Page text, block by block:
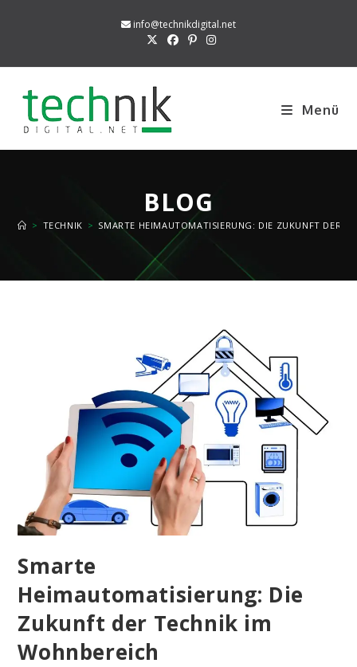
info@technikdigital.net
Menü
BLOG
> TECHNIK > SMARTE HEIMAUTOMATISIERUNG: DIE ZUKUNFT DER
Smarte
Heimautomatisierung: Die
Zukunft der Technik im
Wohnbereich